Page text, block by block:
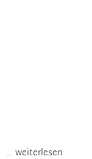
… weiterlesen